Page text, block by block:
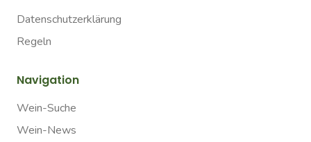
Datenschutzerklärung
Regeln
Navigation
Wein-Suche
Wein-News